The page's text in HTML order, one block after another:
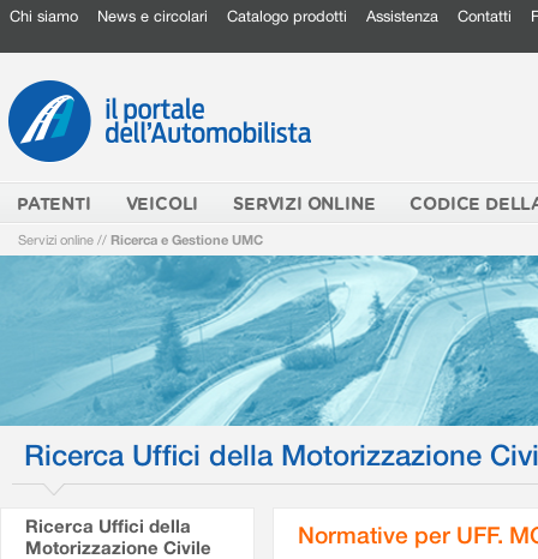
Chi siamo News e circolari Catalogo prodotti Assistenza Contatti
PATENTI VEICOLI SERVIZI ONLINE CODICE
Servizi online // Ricerca e Gestione UMC
Ricerca Uffici della Motorizzazione
Ricerca Uffici della
Motorizzazione Civile
Normative per UFF.